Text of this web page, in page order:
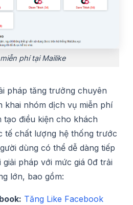
phí tại Mailike
pháp tăng trưởng chuyên
khai nhóm dịch vụ miễn phí
tạo điều kiện cho khách
tế chất lượng hệ thống trước
dùng có thể dễ dàng tiếp
pháp với mức giá 0đ trải
lớn, bao gồm:
Tăng Like Facebook